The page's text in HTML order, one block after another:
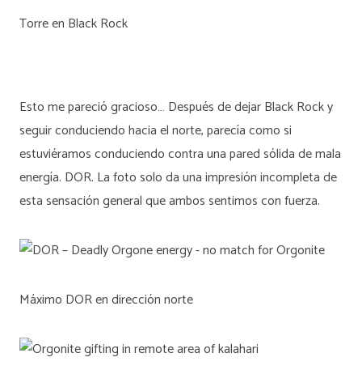
Torre en Black Rock
Esto me pareció gracioso… Después de dejar Black Rock y
seguir conduciendo hacia el norte, parecía como si
estuviéramos conduciendo contra una pared sólida de mala
energía. DOR. La foto solo da una impresión incompleta de
esta sensación general que ambos sentimos con fuerza.
Máximo DOR en dirección norte